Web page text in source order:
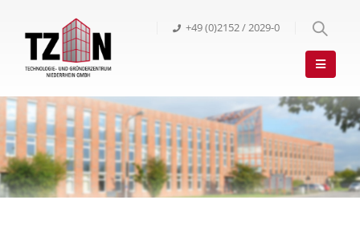
+49 (0)2152 / 2029-0